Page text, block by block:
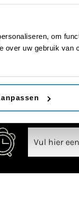
om
over uw gebruik van